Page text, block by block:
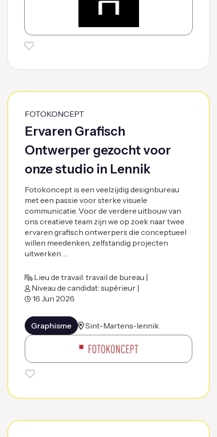
FOTOKONCEPT
Ervaren Grafisch
Ontwerper gezocht voor
onze studio in Lennik
Fotokoncept is een veelzijdig designbureau
met een passie voor sterke visuele
communicatie. Voor de verdere uitbouw van
ons creatieve team zijn we op zoek naar twee
ervaren grafisch ontwerpers die conceptueel
willen meedenken, zelfstandig projecten
uitwerken …
Lieu de travail: travail de bureau |
Niveau de candidat: supérieur |
16 Jun 2026
Graphisme Sint-Martens-lennik